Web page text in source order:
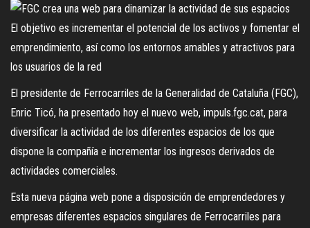
El objetivo es incrementar el potencial de los activos y fomentar el
emprendimiento, así como los entornos amables y atractivos para
los usuarios de la red
El presidente de Ferrocarriles de la Generalidad de Cataluña (FGC),
Enric Ticó, ha presentado hoy el nuevo web, impuls.fgc.cat, para
diversificar la actividad de los diferentes espacios de los que
dispone la compañía e incrementar los ingresos derivados de
actividades comerciales.
Esta nueva página web pone a disposición de emprendedores y
empresas diferentes espacios singulares de Ferrocarriles para